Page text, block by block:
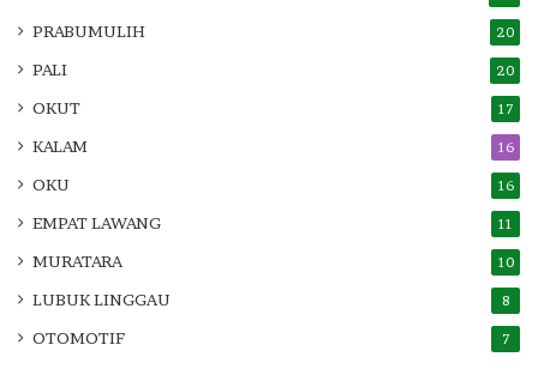
PRABUMULIH 20
PALI 20
OKUT 17
KALAM 16
OKU 16
EMPAT LAWANG 11
MURATARA 10
LUBUK LINGGAU 8
OTOMOTIF 7